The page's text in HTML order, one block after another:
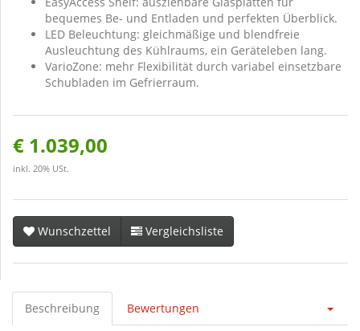
bequemes Be- und Entladen und perfekten Überblick.
LED Beleuchtung: gleichmäßige und blendfreie
Ausleuchtung des Kühlraums, ein Geräteleben lang.
VarioZone: mehr Flexibilität durch variabel einsetzbare
Schubladen im Gefrierraum.
€ 1.039,00
inkl. 20% USt.
Wunschzettel Vergleichsliste
Beschreibung Bewertungen